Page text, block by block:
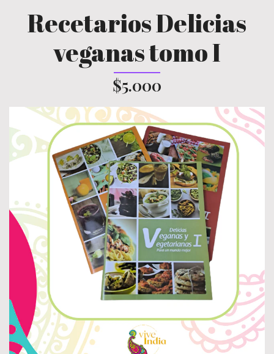
Recetarios Delicias
veganas tomo I
$5.000